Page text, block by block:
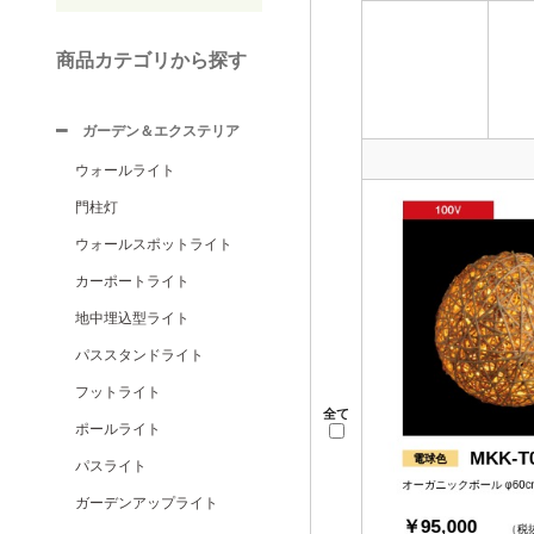
商品カテゴリから探す
ガーデン＆エクステリア
ウォールライト
門柱灯
ウォールスポットライト
カーポートライト
地中埋込型ライト
パススタンドライト
フットライト
ポールライト
パスライト
ガーデンアップライト
全て